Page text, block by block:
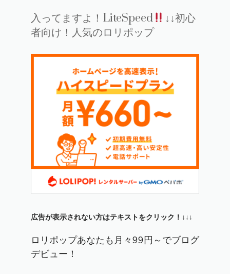
入ってますよ！LiteSpeed
↓↓初心
者向け！人気のロリポップ
広告が表示されない方はテキストをクリック！↓↓↓
ロリポップあなたも月々99円～でブログ
デビュー！